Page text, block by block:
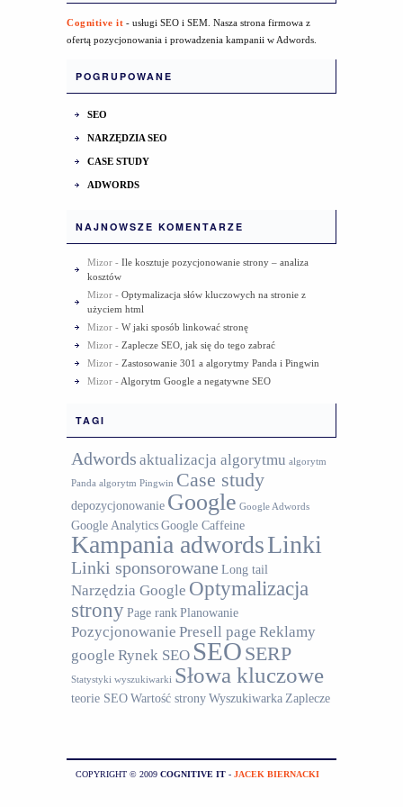
Cognitive it - usługi SEO i SEM. Nasza strona firmowa z
ofertą pozycjonowania i prowadzenia kampanii w Adwords.
POGRUPOWANE
SEO
NARZĘDZIA SEO
CASE STUDY
ADWORDS
NAJNOWSZE KOMENTARZE
Mizor - Ile kosztuje pozycjonowanie strony – analiza
kosztów
Mizor - Optymalizacja słów kluczowych na stronie z
użyciem html
Mizor - W jaki sposób linkować stronę
Mizor - Zaplecze SEO, jak się do tego zabrać
Mizor - Zastosowanie 301 a algorytmy Panda i Pingwin
Mizor - Algorytm Google a negatywne SEO
TAGI
Adwords aktualizacja algorytmu algorytm
Panda algorytm Pingwin Case study
depozycjonowanie Google Google Adwords
Google AnalyticsGoogle Caffeine
Kampania adwordsLinki
Linki sponsorowane Long tail
Narzędzia Google Optymalizacja
stronyPage rankPlanowanie
Pozycjonowanie Presell page Reklamy
google Rynek SEO SEO SERP
Statystyki wyszukiwarki Słowa kluczowe
teorie SEOWartość stronyWyszukiwarka Zaplecze
COPYRIGHT © 2009 COGNITIVE IT - JACEK BIERNACKI